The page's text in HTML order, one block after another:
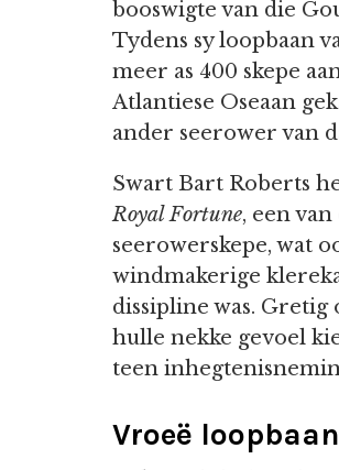
booswigte van die
Tydens sy loopbaan
meer as 400 skepe
Atlantiese Oseaan
ander seerower van
Swart Bart Roberts
Royal Fortune, een
seerowerskepe, wat
windmakerige
dissipline was.
hulle nekke gevoel
teen
Vroeë loopbaan